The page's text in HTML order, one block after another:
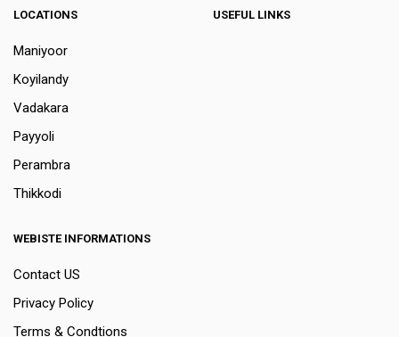
LOCATIONS
Maniyoor
Koyilandy
Vadakara
Payyoli
Perambra
Thikkodi
USEFUL LINKS
WEBISTE INFORMATIONS
Contact US
Privacy Policy
Terms & Condtions